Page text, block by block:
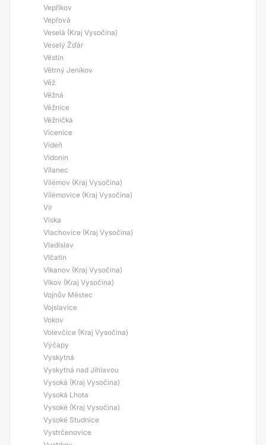
Vepříkov
Vepřová
Veselá (Kraj Vysočina)
Veselý Žďár
Věstín
Větrný Jeníkov
Věž
Věžná
Věžnice
Věžnička
Vícenice
Vídeň
Vidonín
Vílanec
Vilémov (Kraj Vysočina)
Vilémovice (Kraj Vysočina)
Vír
Víska
Vlachovice (Kraj Vysočina)
Vladislav
Vlčatín
Vlkanov (Kraj Vysočina)
Vlkov (Kraj Vysočina)
Vojnův Městec
Vojslavice
Vokov
Volevčice (Kraj Vysočina)
Výčapy
Vyskytná
Vyskytná nad Jihlavou
Vysoká (Kraj Vysočina)
Vysoká Lhota
Vysoké (Kraj Vysočina)
Vysoké Studnice
Vystrčenovice